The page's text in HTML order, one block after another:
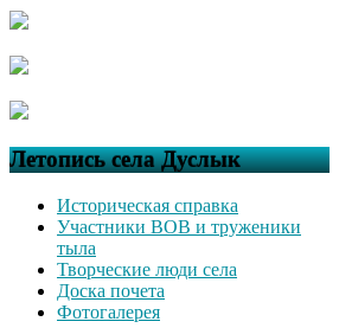
Летопись села Дуслык
Историческая справка
Участники ВОВ и труженики
тыла
Творческие люди села
Доска почета
Фотогалерея